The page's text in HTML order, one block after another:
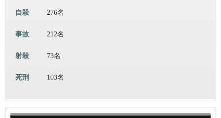
自殺 276名
事故 212名
射殺 73名
死刑 103名